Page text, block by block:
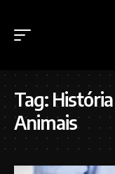
Tag:
Animais